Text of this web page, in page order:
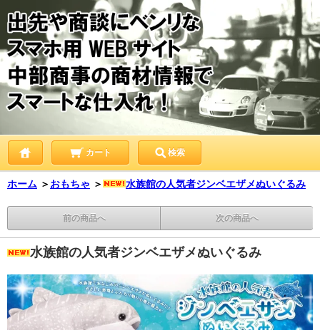
カート 検索
ホーム ＞ おもちゃ ＞ 水族館の人気者ジンベエザメぬいぐるみ
前の商品へ 次の商品へ
水族館の人気者ジンベエザメぬいぐるみ